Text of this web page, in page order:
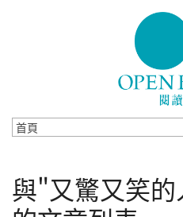
與"又驚又笑